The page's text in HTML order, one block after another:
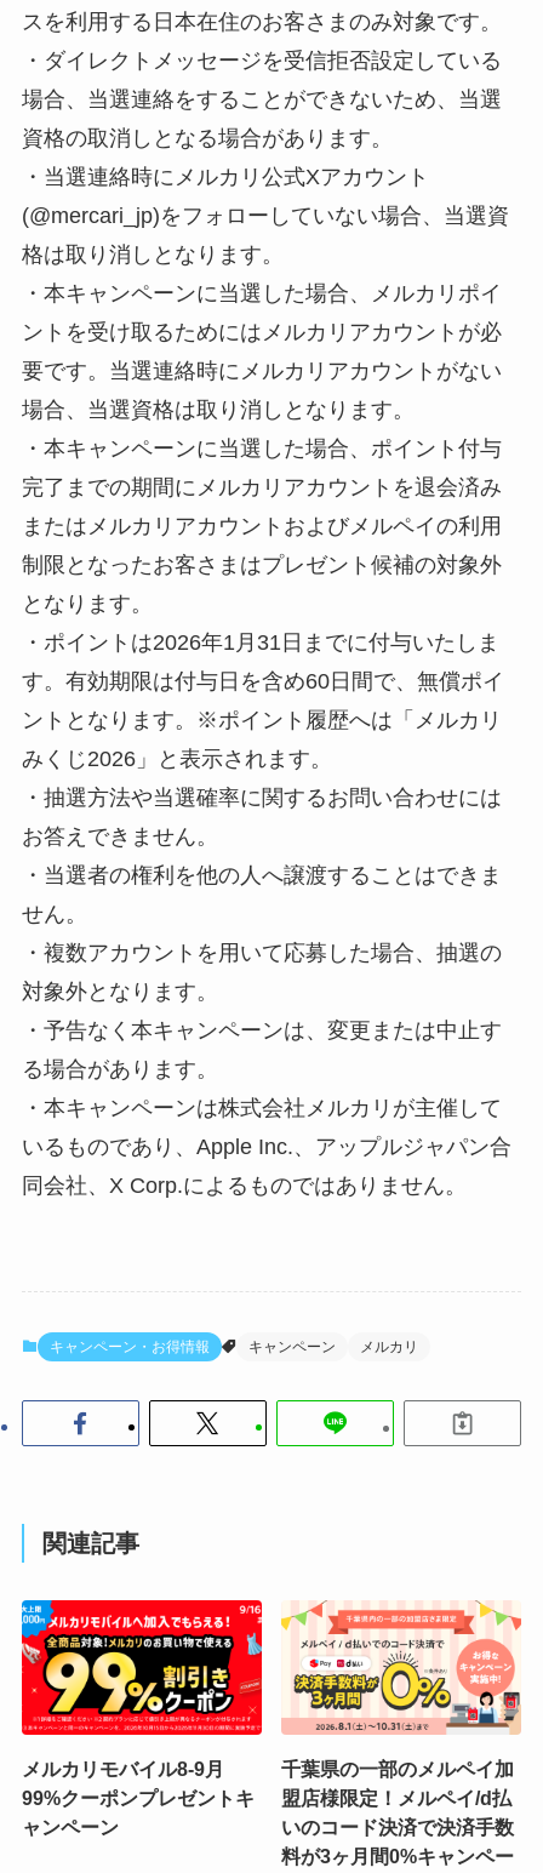
スを利用する日本在住のお客さまのみ対象です。
・ダイレクトメッセージを受信拒否設定している
場合、当選連絡をすることができないため、当選
資格の取消しとなる場合があります。
・当選連絡時にメルカリ公式Xアカウント
(@mercari_jp)をフォローしていない場合、当選資
格は取り消しとなります。
・本キャンペーンに当選した場合、メルカリポイ
ントを受け取るためにはメルカリアカウントが必
要です。当選連絡時にメルカリアカウントがない
場合、当選資格は取り消しとなります。
・本キャンペーンに当選した場合、ポイント付与
完了までの期間にメルカリアカウントを退会済み
またはメルカリアカウントおよびメルペイの利用
制限となったお客さまはプレゼント候補の対象外
となります。
・ポイントは2026年1月31日までに付与いたしま
す。有効期限は付与日を含め60日間で、無償ポイ
ントとなります。※ポイント履歴へは「メルカリ
みくじ2026」と表示されます。
・抽選方法や当選確率に関するお問い合わせには
お答えできません。
・当選者の権利を他の人へ譲渡することはできま
せん。
・複数アカウントを用いて応募した場合、抽選の
対象外となります。
・予告なく本キャンペーンは、変更または中止す
る場合があります。
・本キャンペーンは株式会社メルカリが主催して
いるものであり、Apple Inc.、アップルジャパン合
同会社、X Corp.によるものではありません。
キャンペーン・お得情報 キャンペーン メルカリ
関連記事
メルカリモバイル8-9月
99%クーポンプレゼントキ
ャンペーン
千葉県の一部のメルペイ加
盟店様限定！メルペイ/d払
いのコード決済で決済手数
料が3ヶ月間0%キャンペー